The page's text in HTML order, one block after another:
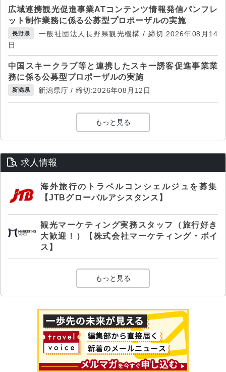
広域連携観光促進事業ATコンテンツ情報発信パンフレ
ット制作業務に係る公募型プロポーザルの実施
長野県
一般社団法人長野県観光機構 / 締切:2026年08月14
日
中国スキークラブ等と連携したスキー誘客促進事業業
務に係る公募型プロポーザルの実施
新潟県 新潟県庁 / 締切:2026年08月12日
もっと見る
求人情報
海外旅行のトラベルコンシェルジュを募集
【JTBグローバルアシスタンス】
観光マーケティング実務スタッフ（旅行好き
大歓迎！）【株式会社マーケティング・ボイ
ス】
もっと見る